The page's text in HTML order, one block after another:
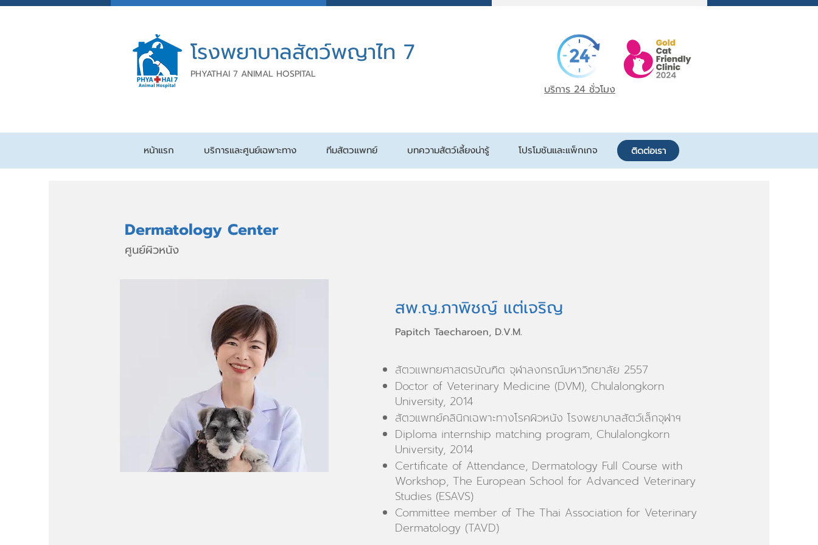
โรงพยาบาลสัตว์พญาไท 7
PHYATHAI 7 ANIMAL HOSPITAL
บริการ 24 ชั่วโมง
หน้าแรก บริการและศูนย์เฉพาะทาง ทีมสัตวแพทย์ บทความสัตว์เลี้ยงน่ารู้ โปรโมชันและแพ็กเกจ ติดต่อเรา
Dermatology Center
ศูนย์ผิวหนัง
สพ.ญ.ภาพิชญ์ แต่เจริญ
Papitch Taecharoen, D.V.M.
สัตวแพทยศาสตรบัณฑิต จุฬาลงกรณ์มหาวิทยาลัย 2557
Doctor of Veterinary Medicine (DVM), Chulalongkorn
University, 2014
สัตวแพทย์คลินิกเฉพาะทางโรคผิวหนัง โรงพยาบาลสัตว์เล็กจุฬาฯ
Diploma internship matching program, Chulalongkorn
University, 2014
Certificate of Attendance, Dermatology Full Course with
Workshop, The European School for Advanced Veterinary
Studies (ESAVS)
Committee member of The Thai Association for Veterinary
Dermatology (TAVD)